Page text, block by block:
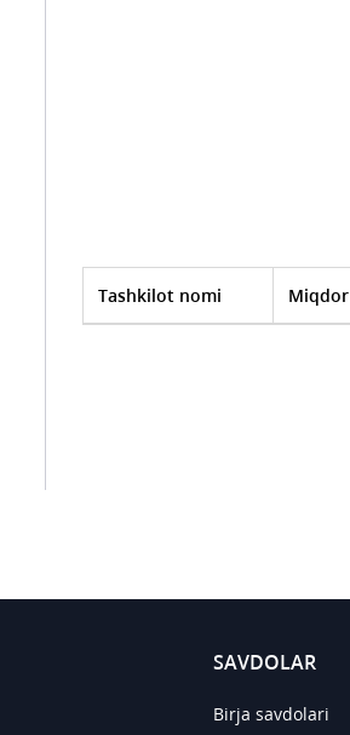
Tashkilot nomi Miqdor
SAVDOLAR
Birja savdolari